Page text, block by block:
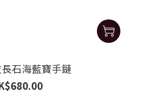
石海藍寶手鏈